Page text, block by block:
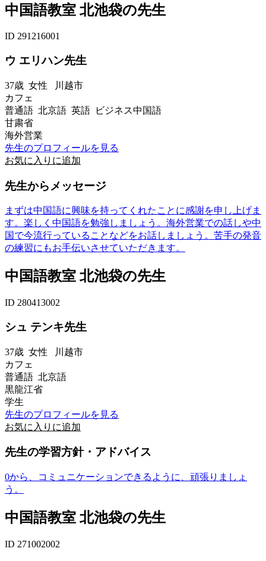
中国語教室 北池袋の先生
ID 291216001
ウ エリハン先生
37歳 女性 川越市
カフェ
普通語 北京語 英語 ビジネス中国語
甘粛省
海外営業
先生のプロフィールを見る
お気に入りに追加
先生からメッセージ
まずは中国語に興味を持ってくれたことに感謝を申し上げま
す。楽しく中国語を勉強しましょう。海外営業での話しや中
国で今流行っていることなどをお話しましょう。苦手の発音
の練習にもお手伝いさせていただきます。
中国語教室 北池袋の先生
ID 280413002
シュ テンキ先生
37歳 女性 川越市
カフェ
普通語 北京語
黒龍江省
学生
先生のプロフィールを見る
お気に入りに追加
先生の学習方針・アドバイス
0から、コミュニケーションできるように、頑張りましょ
う。
中国語教室 北池袋の先生
ID 271002002